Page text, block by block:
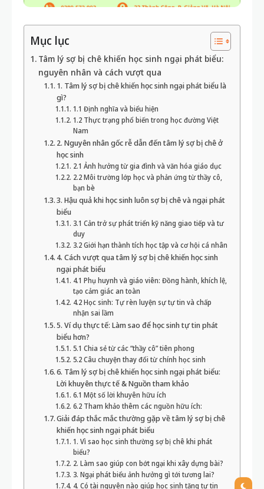
Mục lục
Tâm lý sợ bị chê khiến học sinh ngại phát biểu:
nguyên nhân và cách vượt qua
1. Tâm lý sợ bị chê khiến học sinh ngại phát biểu là
gì?
1.1 Định nghĩa và biểu hiện
1.2 Thực trạng phổ biến trong học đường Việt
Nam
2. Nguyên nhân gốc rễ dẫn đến tâm lý sợ bị chê ở
học sinh
2.1 Ảnh hưởng từ gia đình và văn hóa giáo dục
2.2 Môi trường lớp học và phản ứng từ thầy cô,
bạn bè
3. Hậu quả khi học sinh luôn sợ bị chê và ngại phát
biểu
3.1 Cản trở sự phát triển kỹ năng giao tiếp và tư
duy
3.2 Giới hạn thành tích học tập và cơ hội cá nhân
4. Cách vượt qua tâm lý sợ bị chê khiến học sinh
ngại phát biểu
4.1 Phụ huynh và giáo viên: Đồng hành, khích lệ,
tạo cảm giác an toàn
4.2 Học sinh: Tự rèn luyện sự tự tin và chấp
nhận sai lầm
5. Ví dụ thực tế: Làm sao để học sinh tự tin phát
biểu hơn?
5.1 Chia sẻ từ các “thầy cô” tiên phong
5.2 Câu chuyện thay đổi từ chính học sinh
6. Tâm lý sợ bị chê khiến học sinh ngại phát biểu:
Lời khuyên thực tế & Nguồn tham khảo
6.1 Một số lời khuyên hữu ích
6.2 Tham khảo thêm các nguồn hữu ích:
Giải đáp thắc mắc thường gặp về tâm lý sợ bị chê
khiến học sinh ngại phát biểu
1. Vì sao học sinh thường sợ bị chê khi phát
biểu?
2. Làm sao giúp con bớt ngại khi xây dựng bài?
3. Ngại phát biểu ảnh hưởng gì tới tương lai?
4. Có tài nguyên nào giúp học sinh tăng tự tin